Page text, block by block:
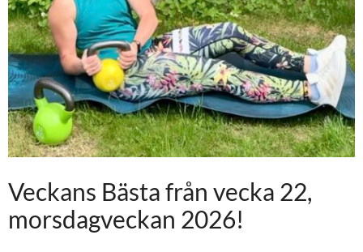
Veckans Bästa från vecka 22,
morsdagveckan 2026!